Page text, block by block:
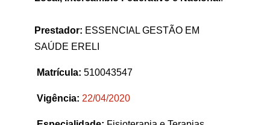
Prestador: ESSENCIAL GESTÃO EM
SAÚDE ERELI
Matrícula: 510043547
Vigência: 22/04/2020